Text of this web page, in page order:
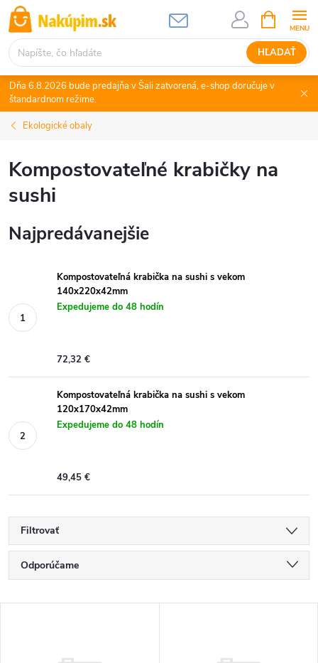
Prejsť
na
obsah
HĽADAŤ
KOŠÍK
Dňa 6.8.2026 bude predajňa v Šali zatvorená, e-shop doručuje v
štandardnom režime.
Ekologické obaly
Kompostovateľné krabičky na
sushi
Najpredávanejšie
Kompostovateľná krabička na sushi s vekom
140x220x42mm
Expedujeme do 48 hodín
72,32 €
Kompostovateľná krabička na sushi s vekom
120x170x42mm
Expedujeme do 48 hodín
49,45 €
Filtrovať
R
a
Odporúčame